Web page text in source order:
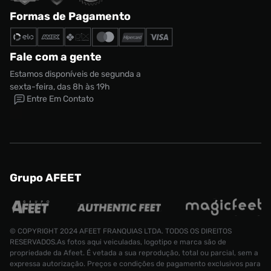
Formas de Pagamento
Fale com a gente
Estamos disponíveis de segunda a
sexta-feira, das 8h às 19h
Entre Em Contato
Grupo AFEET
© COPYRIGHT 2024 AFEET FRANQUIAS LTDA. TODOS OS DIREITOS
RESERVADOS.As fotos aqui veiculadas, logotipo e marca são de
propriedade da Afeet. É vetada a sua reprodução, total ou parcial, sem a
expressa autorização. Preços e condições de pagamento exclusivos para